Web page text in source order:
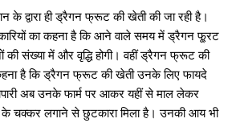
के द्वारा ही ड्रैगन फ्रूट की खेती की जा रही है।
का कहना है कि आने वाले समय में ड्रैगन फू्रट
की संख्या में और वृद्धि होगी। वहीं ड्रैगन फ्रूट की
है कि ड्रैगन फ्रूट की खेती उनके लिए फायदे
अब उनके फार्म पर आकर यहीं से माल लेकर
चक्कर लगाने से छुटकारा मिला है। उनकी आय भी